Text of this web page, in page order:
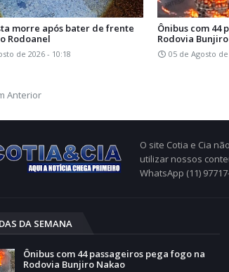
morre após bater de frente
Rodoanel
de 2026 - 10:18
Ônibus com 44
Rodovia
05 de Agosto de
Anterior
O site Cotia e Cia
utilizar nossos
WhatsApp (11)
DA SEMANA
Ônibus com 44 passageiros pega fogo na
Rodovia Bunjiro Nakao